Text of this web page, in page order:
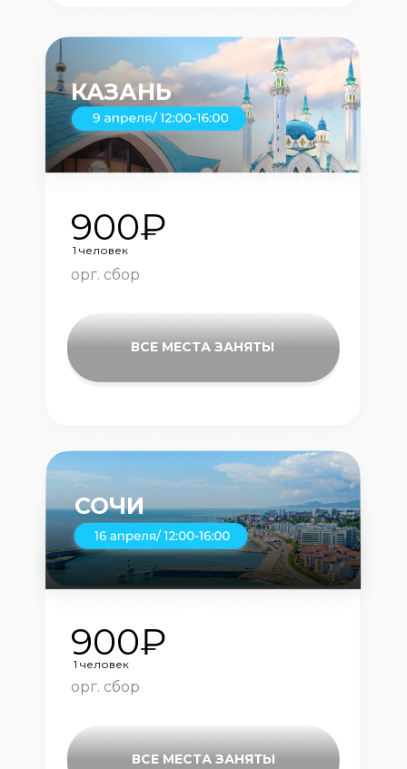
КАЗАНЬ
СОЧИ
900₽
орг. сбор
900₽
орг. сбор
ВСЕ МЕСТА ЗАНЯТЫ
ВСЕ МЕСТА ЗАНЯТЫ
1 человек
1 человек